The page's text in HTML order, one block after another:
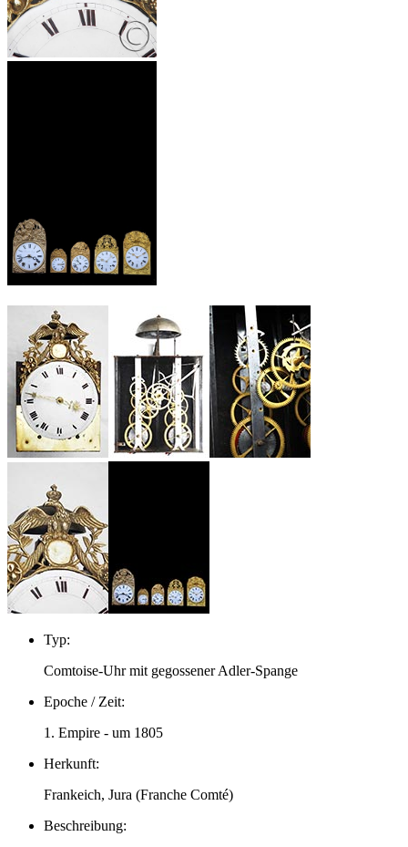
Typ:
Comtoise-Uhr mit gegossener Adler-Spange
Epoche / Zeit:
1. Empire - um 1805
Herkunft:
Frankeich, Jura (Franche Comté)
Beschreibung: